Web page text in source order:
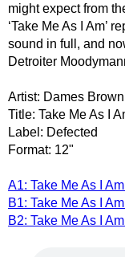
might expect from
‘Take Me As I Am’
sound in full, and
Detroiter
Artist: Dames
Title: Take Me As I
Label: Defected
Format: 12"
A1: Take Me As I
B1: Take Me As I Am
B2: Take Me As I